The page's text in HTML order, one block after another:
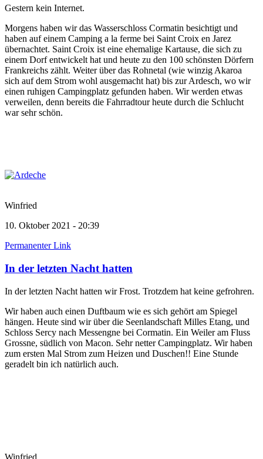
Gestern kein Internet.
Morgens haben wir das Wasserschloss Cormatin besichtigt und
haben auf einem Camping a la ferme bei Saint Croix en Jarez
übernachtet. Saint Croix ist eine ehemalige Kartause, die sich zu
einem Dorf entwickelt hat und heute zu den 100 schönsten Dörfern
Frankreichs zählt. Weiter über das Rohnetal (wie winzig Akaroa
sich auf dem Strom wohl ausgemacht hat) bis zur Ardesch, wo wir
einen ruhigen Campingplatz gefunden haben. Wir werden etwas
verweilen, denn bereits die Fahrradtour heute durch die Schlucht
war sehr schön.
Winfried
10. Oktober 2021 - 20:39
Permanenter Link
In der letzten Nacht hatten
In der letzten Nacht hatten wir Frost. Trotzdem hat keine gefrohren.
Wir haben auch einen Duftbaum wie es sich gehört am Spiegel
hängen. Heute sind wir über die Seenlandschaft Milles Etang, und
Schloss Sercy nach Messengne bei Cormatin. Ein Weiler am Fluss
Grossne, südlich von Macon. Sehr netter Campingplatz. Wir haben
zum ersten Mal Strom zum Heizen und Duschen!! Eine Stunde
geradelt bin ich natürlich auch.
Winfried